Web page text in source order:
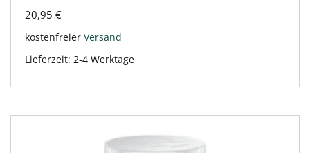
20,95 €
kostenfreier Versand
Lieferzeit: 2-4 Werktage